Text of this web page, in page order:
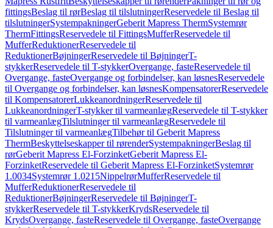
fittingsBeslag til rørBeslag til tilslutningerReservedele til Beslag til
tilslutningerSystempakningerGeberit Mapress ThermSystemrør
ThermFittingsReservedele til FittingsMufferReservedele til
MufferReduktionerReservedele til
ReduktionerBøjningerReservedele til BøjningerT-
stykkerReservedele til T-stykkerOvergange, fasteReservedele til
Overgange, fasteOvergange og forbindelser, kan løsnesReservedele
til Overgange og forbindelser, kan løsnesKompensatorerReservedele
til KompensatorerLukkeanordningerReservedele til
LukkeanordningerT-stykker til varmeanlægReservedele til T-stykker
til varmeanlægTilslutninger til varmeanlægReservedele til
Tilslutninger til varmeanlægTilbehør til Geberit Mapress
ThermBeskyttelseskapper til rørenderSystempakningerBeslag til
rørGeberit Mapress El-ForzinketGeberit Mapress El-
ForzinketReservedele til Geberit Mapress El-ForzinketSystemrør
1.0034Systemrør 1.0215NippelrørMufferReservedele til
MufferReduktionerReservedele til
ReduktionerBøjningerReservedele til BøjningerT-
stykkerReservedele til T-stykkerKrydsReservedele til
KrydsOvergange, fasteReservedele til Overgange, fasteOvergange